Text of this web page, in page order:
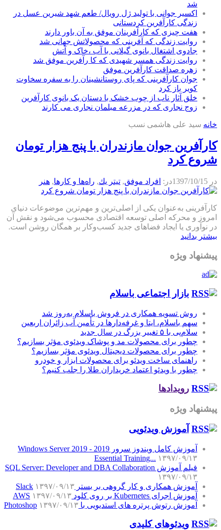
شد
اکسیر جوانی با تولید ژل رویال/ طعم شهد شیرین عسل‌ در
زندگی کارآفرین کردستانی
هفت چیزی که کارآفرینان موفق به آن باور دارند
روایت زندگی که آفرینی که محصولاتش جهانی شد
جادوی اشتغال بانوی گیلانی با آب ،خاک و آتش
روایت زندگی همسر شهیدی که کا رآفرین موفق شد
زهره صداقت کارآفرین موفق
جوان کارآفرینی که پای روستانشینان را به سفره سخاوت
کویر باز کرد
خلق آثار ناب از چوب خشک با دستان یک بانوی کارآفرین
زوج نجاری که در مزرعه مبلمان نجاری می کارند
خانه سید علی هاشمی نسب
کارآفرین جوان مازندران با پنج هزار تومان
شروع کرد
در 1397/10/15در: افراد موفق, تيتر يك, راه‌ها و كارها, هنر
کارآفرینی به‌عنوان یکی از اصلی‌ترین و مهم‌ترین موضوعات دنیای
امروز و محرکه اصلی توسعه اقتصادی محسوب می‌شود و نقش آن
در نوآوری یا ایجاد فضاهای جدید کسب‌وکار بر همگان روشن است.
بیشتر بدانید
پیشنهاد ویژه
بازار اجتماعی باسلام
روش تسویه همکاری در فروش باسلام به‌روز شد
سهم باسلام، ایتا و غرفه‌دارها در تأمین آب زائران اربعین
سلام‌پی با ۵ تغییر بزرگ در سال جدید
چطور برای محصولات مد و پوشاک ویدئوی مؤثر بسازیم؟
چطور برای محصولات دیجیتال ویدئوی مؤثر بسازیم؟
راهنمای ساخت ویدئو برای محصولات ابزار و خودرو
چطور با ویدئو اعتماد خریداران طلا را جلب کنیم؟
رویدادها
پیشنهاد ویژه
آموزش‌ ویدئویی
آموزش کامل ویندوز سرور 2019 - Windows Server 2019
Essential Training... ۱۳۹۷/۰۹/۱۳
فیلم آموزش SQL Server: Developer and DBA Collaboration
۱۳۹۷/۰۹/۱۳
آموزش همکاری و کار گروهی بر بستر Slack ۱۳۹۷/۰۹/۱۳
آموزش اجرای Kubernetes بر روی کلود AWS
۱۳۹۷/۰۹/۱۳
آموزش رتوش پرتره های استدیویی با Photoshop ۱۳۹۷/۰۹/۱۳
ویدئوهای کلیدی